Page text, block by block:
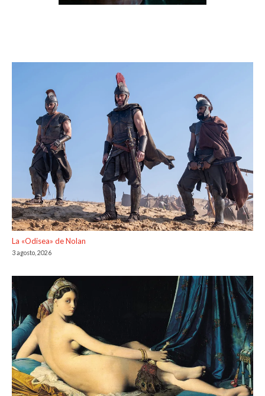
La «Odisea» de Nolan
3 agosto, 2026